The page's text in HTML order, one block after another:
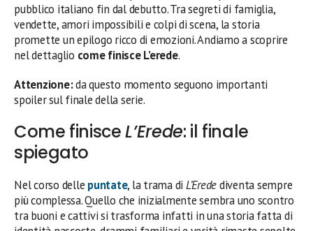
pubblico italiano fin dal debutto. Tra segreti di famiglia,
vendette, amori impossibili e colpi di scena, la storia
promette un epilogo ricco di emozioni. Andiamo a scoprire
nel dettaglio come finisce L’erede.
Attenzione:da questo momento seguono importanti
spoiler sul finale della serie.
Come finisceL’Erede: il finale
spiegato
Nel corso delle puntate, la trama di L’Eredediventa sempre
più complessa. Quello che inizialmente sembra uno scontro
tra buoni e cattivi si trasforma infatti in una storia fatta di